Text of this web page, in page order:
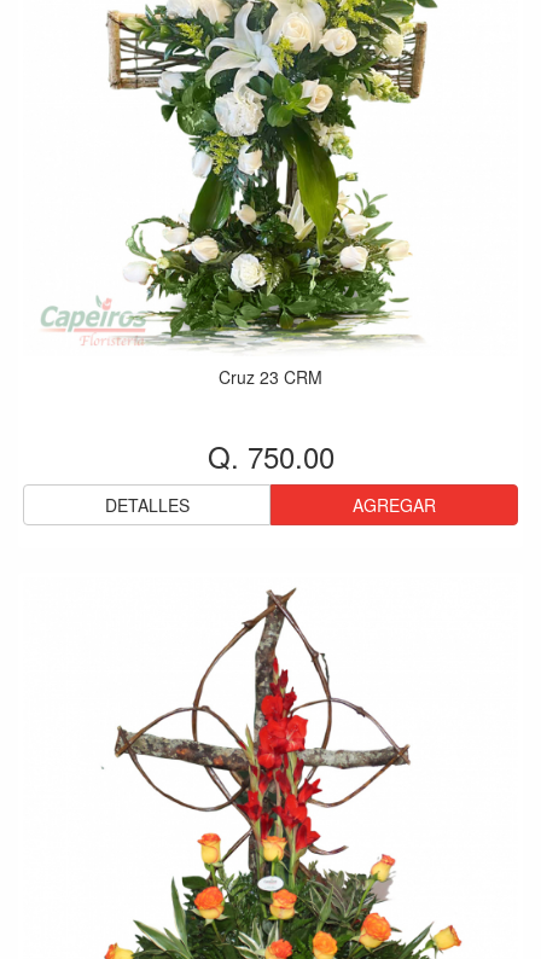
Cruz 23 CRM
Q. 750.00
DETALLES AGREGAR